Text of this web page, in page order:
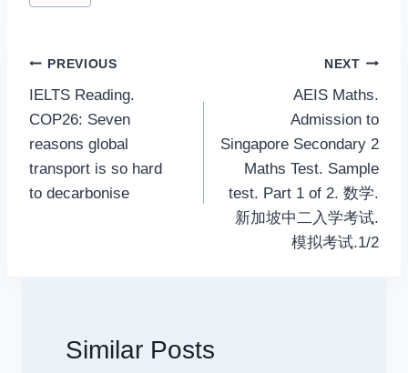
Post
navigation
PREVIOUS
IELTS Reading.
COP26: Seven
reasons global
transport is so hard
to decarbonise
NEXT
AEIS Maths.
Admission to
Singapore Secondary 2
Maths Test. Sample
test. Part 1 of 2. 数学.
新加坡中二入学考试.
模拟考试.1/2
Similar Posts